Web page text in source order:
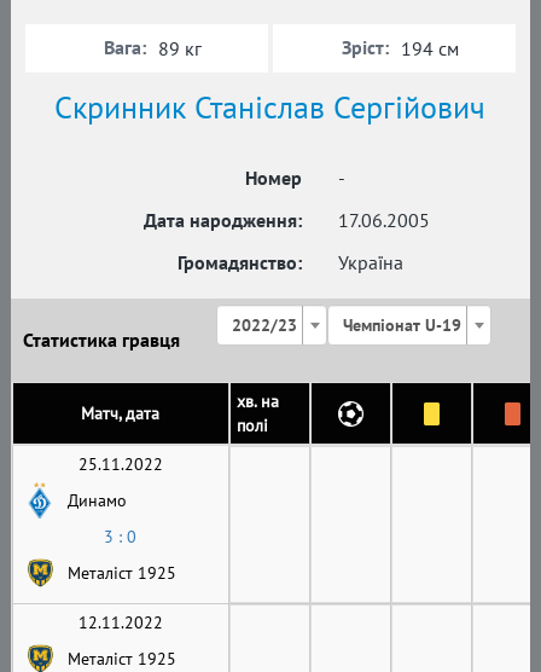
Скринник Станіслав Сергійович
Номер
-
Дата народження:
17.06.2005
Громадянство:
Україна
Вага: 89 кг Зріст: 194 см
Статистика гравця
2022/23 Чемпіонат U-19
Матч, дата
хв. на
полі
25.11.2022
Динамо
3 : 0
Металіст 1925
12.11.2022
Металіст 1925